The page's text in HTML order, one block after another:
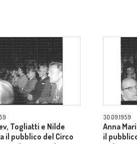
Togliatti e Nilde
il pubblico del Circo
30.09.1959
Anna
il